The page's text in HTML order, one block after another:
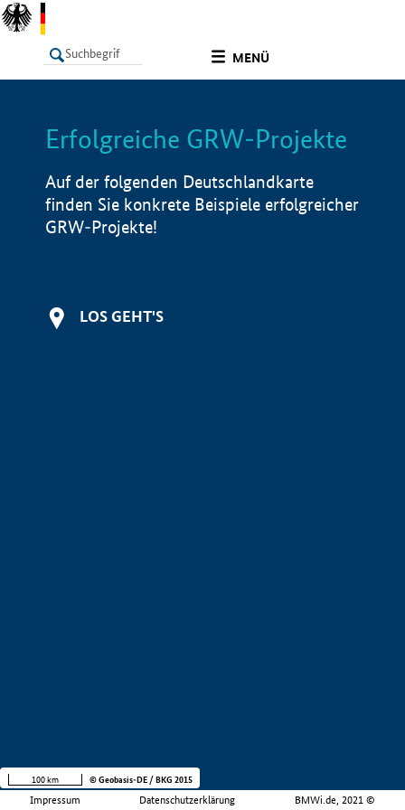
MENÜ
LISTE Info
Erfolgreiche GRW-Projekte
Auf der folgenden Deutschlandkarte
finden Sie konkrete Beispiele erfolgreicher
GRW-Projekte!
LOS GEHT'S
Impressum Datenschutzerklärung BMWi.de, 2021 ©
100 km © Geobasis-DE / BKG 2015